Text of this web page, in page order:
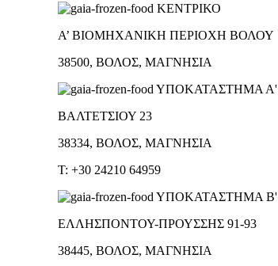
ΚΕΝΤΡΙΚΟ
Α’ ΒΙΟΜΗΧΑΝΙΚΗ ΠΕΡΙΟΧΗ ΒΟΛΟΥ
38500, ΒΟΛΟΣ, ΜΑΓΝΗΣΙΑ
ΥΠΟΚΑΤΑΣΤΗΜΑ Α'
ΒΑΛΤΕΤΣΙΟΥ 23
38334, ΒΟΛΟΣ, ΜΑΓΝΗΣΙΑ
T: +30 24210 64959
ΥΠΟΚΑΤΑΣΤΗΜΑ Β'
ΕΛΛΗΣΠΟΝΤΟΥ-ΠΡΟΥΣΣΗΣ 91-93
38445, ΒΟΛΟΣ, ΜΑΓΝΗΣΙΑ